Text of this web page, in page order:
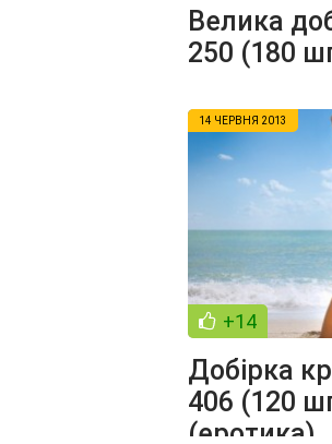
Велика
250 (180
14 ЧЕРВНЯ 2013
+14
Добірка
406 (120
(еротика)